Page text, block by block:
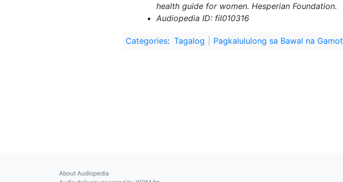
health guide for women. Hesperian Foundation.
Audiopedia ID: fil010316
Categories: Tagalog Pagkalululong sa Bawal na Gamot
About Audiopedia